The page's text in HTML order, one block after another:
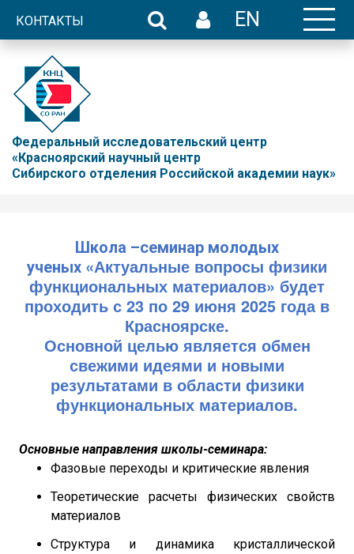
КОНТАКТЫ EN
Федеральный исследовательский центр
«Красноярский научный центр
Сибирского отделения Российской академии наук»
Школа –семинар молодых
ученых «Актуальные вопросы физики
функциональных материалов» будет
проходить с 23 по 29 июня 2025 года в
Красноярске.
Основной целью является обмен
свежими идеями и новыми
результатами в области физики
функциональных материалов.
Основные направления школы-семинара:
Фазовые переходы и критические явления
Теоретические расчеты физических свойств
материалов
Структура и динамика кристаллической